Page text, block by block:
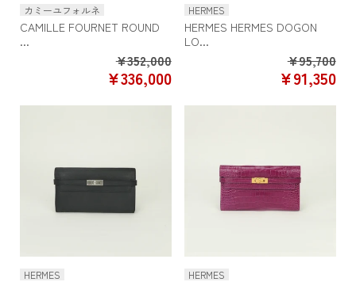
カミーユフォルネ
CAMILLE FOURNET ROUND
...
Regular
price
¥352,000
SALE
¥336,000
HERMES
HERMES HERMES DOGON
LO...
¥95,700
¥91,350
HERMES HERMES